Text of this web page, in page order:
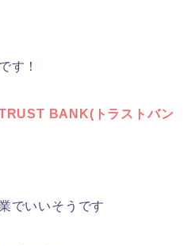
す！
BANK(トラストバン
でいいそうです